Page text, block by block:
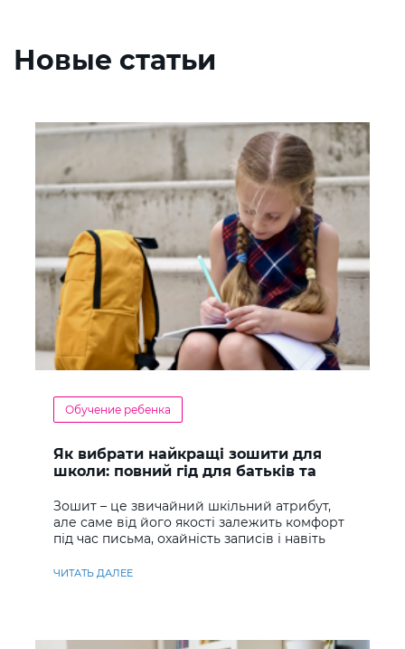
Новые статьи
Обучение ребенка
Як вибрати найкращі зошити для
школи: повний гід для батьків та
Зошит – це звичайний шкільний атрибут,
але саме від його якості залежить комфорт
під час письма, охайність записів і навіть
ЧИТАТЬ ДАЛЕЕ